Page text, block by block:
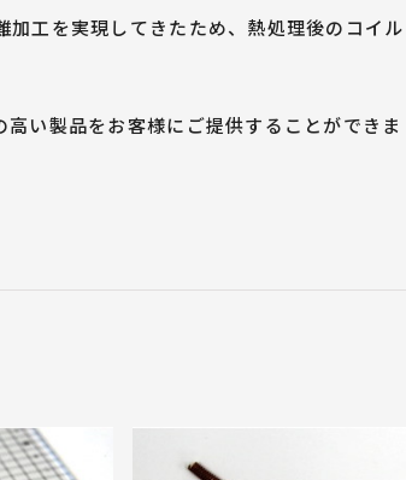
工を実現してきたため、熱処理後のコイル
い製品をお客様にご提供することができま